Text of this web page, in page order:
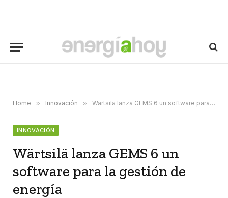
Home » Innovación » Wärtsilä lanza GEMS 6 un software para la gestión de energía
INNOVACIÓN
Wärtsilä lanza GEMS 6 un
software para la gestión de
energía